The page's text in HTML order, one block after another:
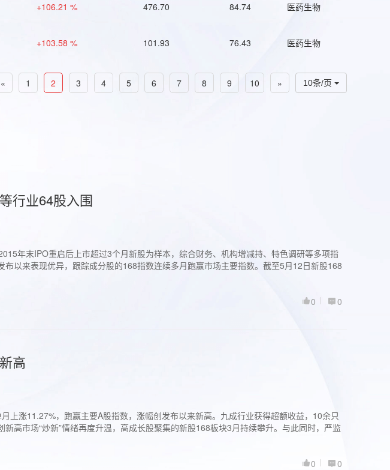
+106.21 % 476.70 84.74 医药生物
+103.58 % 101.93 76.43 医药生物
10条/页
« 1 2 3 4 5 6 7 8 9 10 »
行业64股入围
年末IPO重启后上市超过3个月新股为样本，综合财务、机构增减持、特色调研等多项指
以来表现优异，跟踪成分股的168指数连续多月跑赢市场主要指数。截至5月12日新股168
0
0
高
上涨11.27%，跑赢主要A股指数，涨幅创发布以来新高。九成行业获得超额收益，10余只
高市场“炒新”情绪再度升温，高成长股聚集的新股168板块3月持续攀升。与此同时，严监
0
0